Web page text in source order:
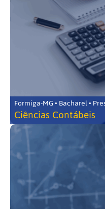
Formiga-MG • Bacharel •
Ciências Contábeis